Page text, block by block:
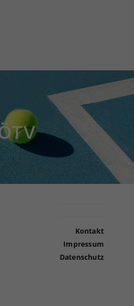
Kontakt
Impressum
Datenschutz